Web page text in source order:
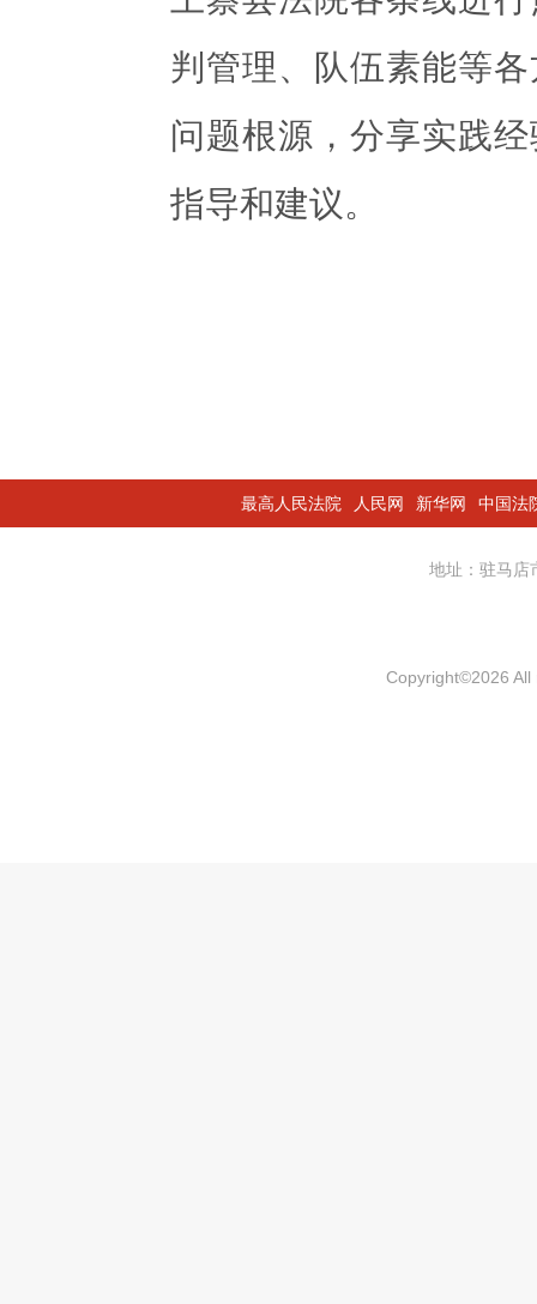
判管理、队伍素能等
问题根源，分享实践
指导和建议。
最高人民法院 人民网 新华网 中国法
地址：驻马
Copyright©2026